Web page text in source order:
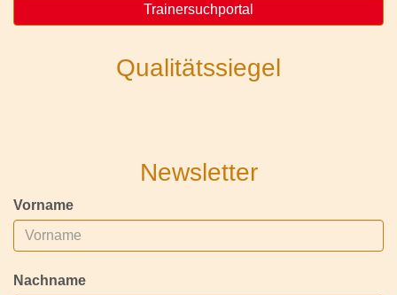
Trainersuchportal
Qualitätssiegel
Newsletter
Vorname
Nachname